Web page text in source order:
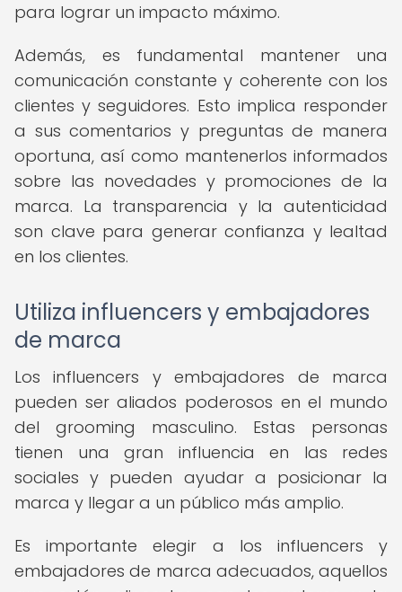
para lograr un impacto máximo.
Además, es fundamental mantener una
comunicación constante y coherente con los
clientes y seguidores. Esto implica responder
a sus comentarios y preguntas de manera
oportuna, así como mantenerlos informados
sobre las novedades y promociones de la
marca. La transparencia y la autenticidad
son clave para generar confianza y lealtad
en los clientes.
Utiliza influencers y embajadores
de marca
Los influencers y embajadores de marca
pueden ser aliados poderosos en el mundo
del grooming masculino. Estas personas
tienen una gran influencia en las redes
sociales y pueden ayudar a posicionar la
marca y llegar a un público más amplio.
Es importante elegir a los influencers y
embajadores de marca adecuados, aquellos